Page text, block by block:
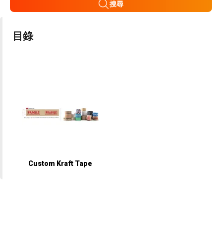
搜尋
目錄
Custom Kraft Tape